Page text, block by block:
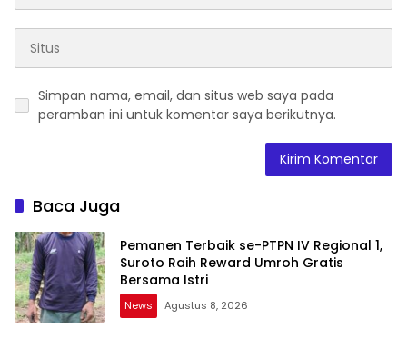
Simpan nama, email, dan situs web saya pada
peramban ini untuk komentar saya berikutnya.
Baca Juga
Pemanen Terbaik se-PTPN IV Regional 1,
Suroto Raih Reward Umroh Gratis
Bersama Istri
News Agustus 8, 2026